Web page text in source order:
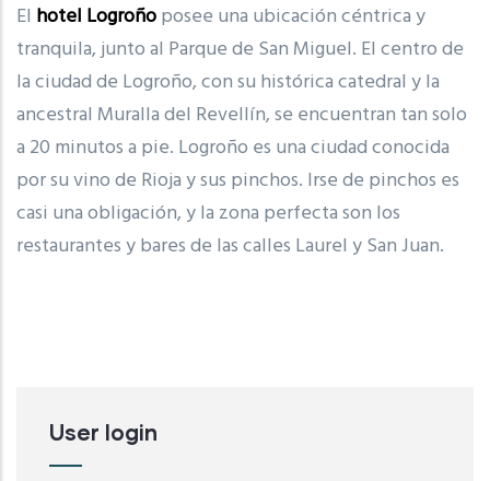
El hotel Logroñoposee una ubicación céntrica y
tranquila, junto al Parque de San Miguel. El centro de
la ciudad de Logroño, con su histórica catedral y la
ancestral Muralla del Revellín, se encuentran tan solo
a 20 minutos a pie. Logroño es una ciudad conocida
por su vino de Rioja y sus pinchos. Irse de pinchos es
casi una obligación, y la zona perfecta son los
restaurantes y bares de las calles Laurel y San Juan.
User login